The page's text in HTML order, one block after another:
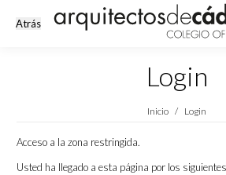
Login
Estás aquí:
Inicio Login
Acceso a la zona restringida.
Usted ha llegado a esta página por los